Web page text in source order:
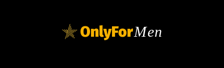
OnlyForMen